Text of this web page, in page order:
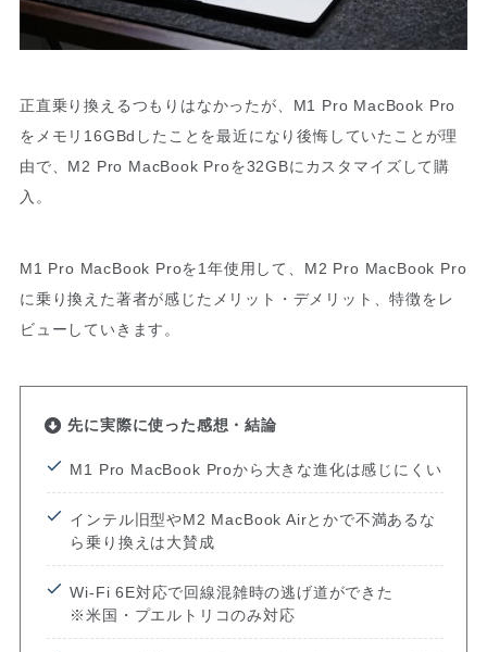
正直乗り換えるつもりはなかったが、M1 Pro MacBook Pro
をメモリ16GBdしたことを最近になり後悔していたことが理
由で、M2 Pro MacBook Proを32GBにカスタマイズして購
入。
M1 Pro MacBook Proを1年使用して、M2 Pro MacBook Pro
に乗り換えた著者が感じたメリット・デメリット、特徴をレ
ビューしていきます。
先に実際に使った感想・結論
M1 Pro MacBook Proから大きな進化は感じにくい
インテル旧型やM2 MacBook Airとかで不満あるな
ら乗り換えは大賛成
Wi-Fi 6E対応で回線混雑時の逃げ道ができた
※米国・プエルトリコのみ対応